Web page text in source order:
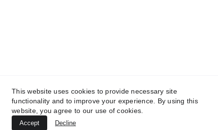
Toutfroidtoutflamme© 2025. Tout droits
This website uses cookies to provide necessary site
functionality and to improve your experience. By using this
website, you agree to our use of cookies.
Accept Decline